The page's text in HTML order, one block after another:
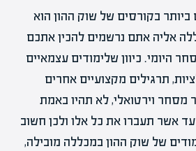
בקורסים של שוק ההון הוא
אליה אתם נרשמים להכין אתכם
היומי. כיוון שלימודים עצמאיים
תרגילים מקצועיים אחרים
מסחר וירטואלי, לא תהיו באמת
אשר תעברו את כל אלו ולכן חשוב
של שוק ההון במכללה מובילה,